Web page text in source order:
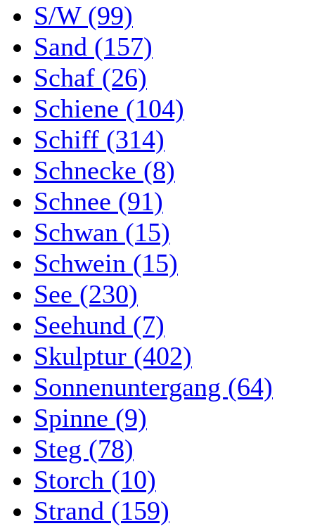
S/W (99)
Sand (157)
Schaf (26)
Schiene (104)
Schiff (314)
Schnecke (8)
Schnee (91)
Schwan (15)
Schwein (15)
See (230)
Seehund (7)
Skulptur (402)
Sonnenuntergang (64)
Spinne (9)
Steg (78)
Storch (10)
Strand (159)